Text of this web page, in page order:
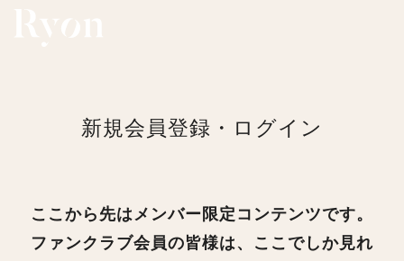
新規会員登録・ログイン
ここから先はメンバー限定コンテンツです。
ファンクラブ会員の皆様は、ここでしか見れ